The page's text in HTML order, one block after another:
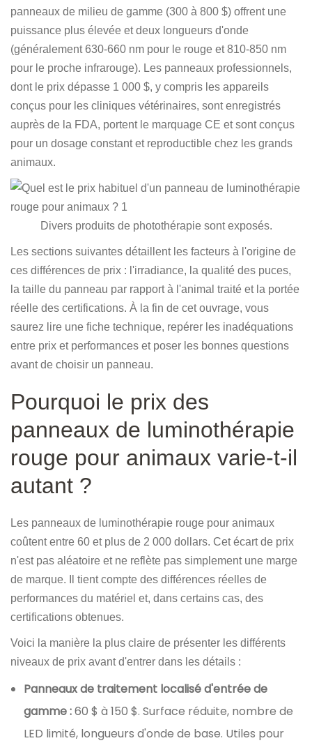
panneaux de milieu de gamme (300 à 800 $) offrent une
puissance plus élevée et deux longueurs d'onde
(généralement 630-660 nm pour le rouge et 810-850 nm
pour le proche infrarouge). Les panneaux professionnels,
dont le prix dépasse 1 000 $, y compris les appareils
conçus pour les cliniques vétérinaires, sont enregistrés
auprès de la FDA, portent le marquage CE et sont conçus
pour un dosage constant et reproductible chez les grands
animaux.
Divers produits de photothérapie sont exposés.
Les sections suivantes détaillent les facteurs à l'origine de
ces différences de prix : l'irradiance, la qualité des puces,
la taille du panneau par rapport à l'animal traité et la portée
réelle des certifications. À la fin de cet ouvrage, vous
saurez lire une fiche technique, repérer les inadéquations
entre prix et performances et poser les bonnes questions
avant de choisir un panneau.
Pourquoi le prix des
panneaux de luminothérapie
rouge pour animaux varie-t-il
autant ?
Les panneaux de luminothérapie rouge pour animaux
coûtent entre 60 et plus de 2 000 dollars. Cet écart de prix
n'est pas aléatoire et ne reflète pas simplement une marge
de marque. Il tient compte des différences réelles de
performances du matériel et, dans certains cas, des
certifications obtenues.
Voici la manière la plus claire de présenter les différents
niveaux de prix avant d'entrer dans les détails :
Panneaux de traitement localisé d'entrée de
gamme :60 $ à 150 $. Surface réduite, nombre de
LED limité, longueurs d'onde de base. Utiles pour